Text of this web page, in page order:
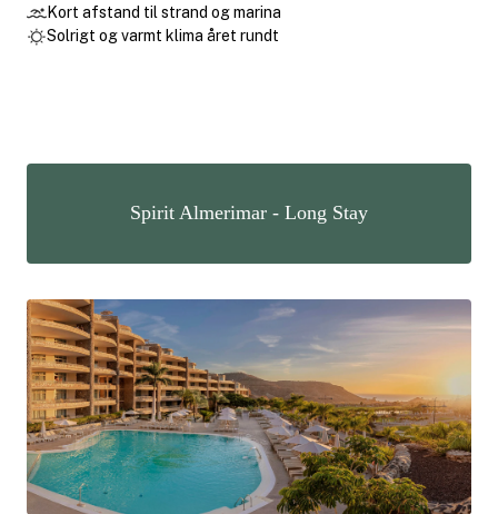
Kort afstand til strand og marina
Solrigt og varmt klima året rundt
Spirit Almerimar - Long Stay